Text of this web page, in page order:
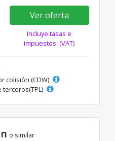
Ver oferta
Incluye tasas e
impuestos. (VAT)
colisión (CDW)
o similar